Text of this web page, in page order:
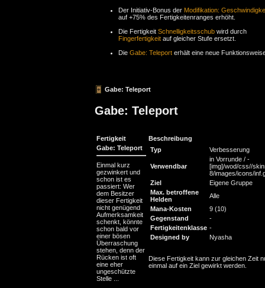
Der Initiativ-Bonus der Modifikation:
auf +75% des Fertigkeitenranges erhöht.
Die Fertigkeit Schnelligkeitsschub wird durch
Fingerfertigkeit auf gleicher Stufe ersetzt.
Die Gabe: Teleport erhält eine neue
Gabe: Teleport
Gabe: Teleport
Fertigkeit
Beschreibung
Gabe: Teleport
Einmal kurz
gezwinkert und
schon ist es
passiert: Wer
dem Besitzer
dieser Fertigkeit
nicht genügend
Aufmerksamkeit
schenkt, könnte
schon bald vor
einer bösen
Überraschung
stehen, denn der
Rücken ist oft
eine eher
ungeschützte
Stelle ...
Typ Verbesserung
Verwendbar
in Vorrunde / -
[img]/wod/css//
8/images/icons/
Ziel
Eigene Gruppe
Max. betroffene
Helden
Alle
Mana-Kosten
9 (10)
Gegenstand
-
Fertigkeitenklasse -
Designed by
Nyasha
Diese Fertigkeit kann zur gleichen Zeit
einmal auf ein Ziel gewirkt werden.